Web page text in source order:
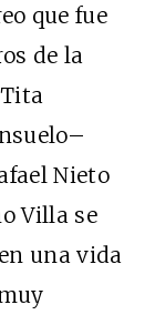
que fue
de la
Nieto
Villa se
una vida